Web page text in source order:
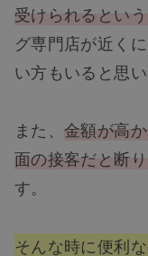
受けられるとい
グ専門店が近く
い方もいると思い
また、金額が高
面の接客だと断
す。
そんな時に便利